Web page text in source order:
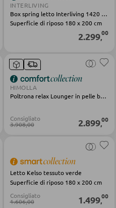
INTERLIVING
Box spring letto Interliving 1420 tessuto natura
Superficie di riposo 180 x 200 cm
2.299,00
HIMOLLA
Poltrona relax Lounger in pelle beige
Consigliato
3.908,00 2.899,00
Letto Kelso tessuto verde
Superficie di riposo 180 x 200 cm
Consigliato
1.606,00 1.499,00